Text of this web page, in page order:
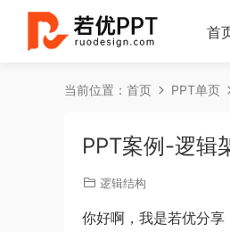
首
当前位置： 首页 PPT单页
PPT案例-逻辑
逻辑结构
你好啊，我是若优分享